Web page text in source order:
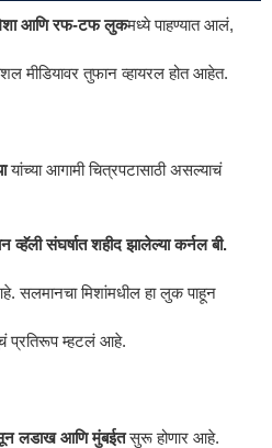
आणि रफ-टफ लुकमध्ये पाहण्यात आलं,
मीडियावर तुफान व्हायरल होत आहेत.
यांच्या आगामी चित्रपटासाठी असल्याचं
व्हॅली संघर्षात शहीद झालेल्या कर्नल बी.
सलमानचा मिशांमधील हा लुक पाहून
प्रतिरूप म्हटलं आहे.
लडाख आणि मुंबईतसुरू होणार आहे.